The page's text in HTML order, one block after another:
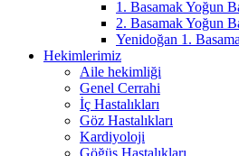
1. Basamak Yoğun
2. Basamak Yoğun
Yenidoğan 1.
Hekimlerimiz
Aile hekimliği
Genel Cerrahi
İç Hastalıkları
Göz Hastalıkları
Kardiyoloji
Göğüs Hastalıkları